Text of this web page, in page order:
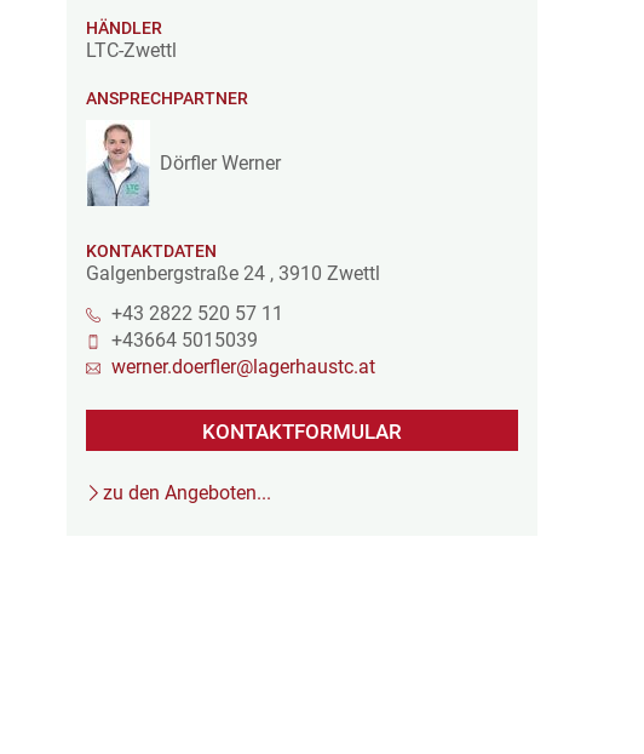
HÄNDLER
LTC-Zwettl
ANSPRECHPARTNER
Dörfler Werner
KONTAKTDATEN
Galgenbergstraße 24, 3910 Zwettl
+43 2822 520 57 11
+43664 5015039
werner.doerfler@lagerhaustc.at
KONTAKTFORMULAR
zu den Angeboten...